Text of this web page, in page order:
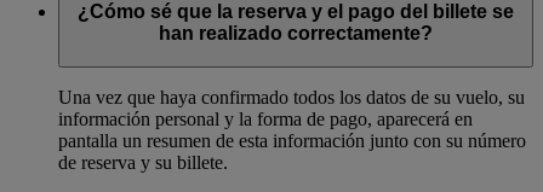
¿Cómo sé que la reserva y el pago del billete se
han realizado correctamente?
Una vez que haya confirmado todos los datos de su vuelo, su
información personal y la forma de pago, aparecerá en
pantalla un resumen de esta información junto con su número
de reserva y su billete.